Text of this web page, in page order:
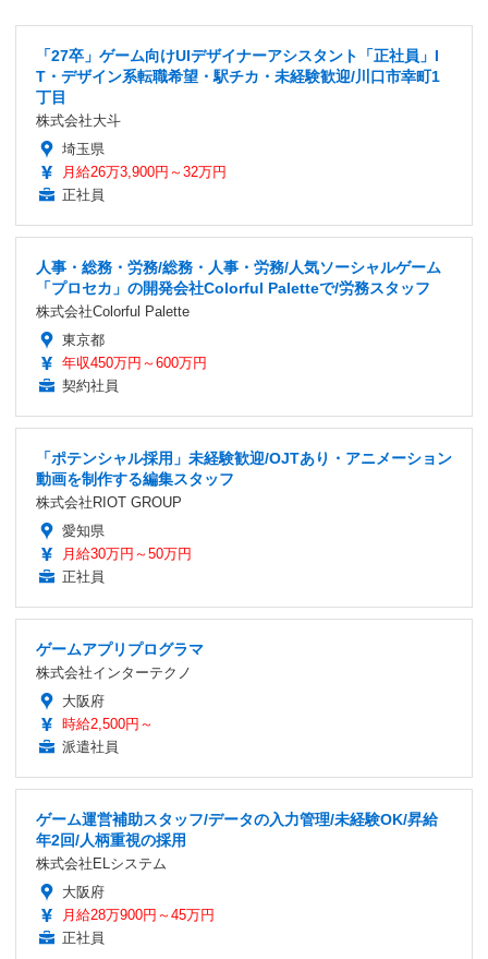
「27卒」ゲーム向けUIデザイナーアシスタント「正社員」I
T・デザイン系転職希望・駅チカ・未経験歓迎/川口市幸町1
丁目
株式会社大斗
埼玉県
月給26万3,900円～32万円
正社員
人事・総務・労務/総務・人事・労務/人気ソーシャルゲーム
「プロセカ」の開発会社Colorful Paletteで/労務スタッフ
株式会社Colorful Palette
東京都
年収450万円～600万円
契約社員
「ポテンシャル採用」未経験歓迎/OJTあり・アニメーション
動画を制作する編集スタッフ
株式会社RIOT GROUP
愛知県
月給30万円～50万円
正社員
ゲームアプリプログラマ
株式会社インターテクノ
大阪府
時給2,500円～
派遣社員
ゲーム運営補助スタッフ/データの入力管理/未経験OK/昇給
年2回/人柄重視の採用
株式会社ELシステム
大阪府
月給28万900円～45万円
正社員